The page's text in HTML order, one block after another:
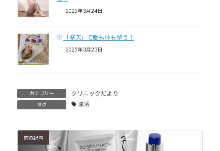
2025年3月24日
「寒天」で腸も体も整う！
2025年3月23日
カテゴリー クリニックだより
タグ 温活
前の記事